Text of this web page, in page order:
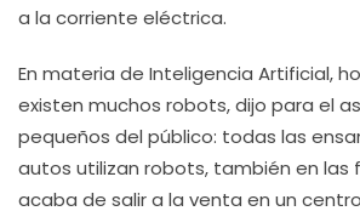
a la corriente eléctrica.
En materia de Inteligencia Artificial,
existen muchos robots, dijo para el
pequeños del público: todas las
autos utilizan robots, también en las
acaba de salir a la venta en un